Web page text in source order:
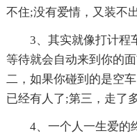
不住;没有爱情，又装不出
3、其实就像打计程
等待就会自动来到你的
二，如果你碰到的是空
已经有人了;第三，走了
4、一个人一生爱的